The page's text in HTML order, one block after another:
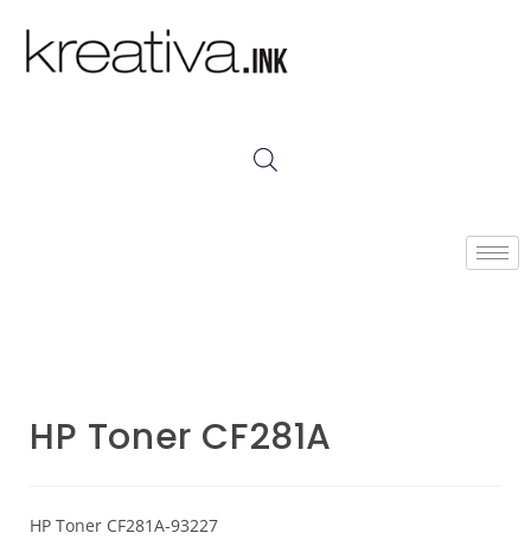
HP Toner CF281A
HP Toner CF281A-93227